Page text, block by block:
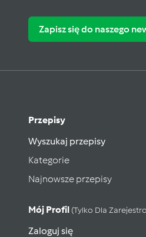
Zapisz się do naszego
Przepisy
Wyszukaj przepisy
Kategorie
Najnowsze przepisy
Mój Profil (tylko Dla
Zaloguj się